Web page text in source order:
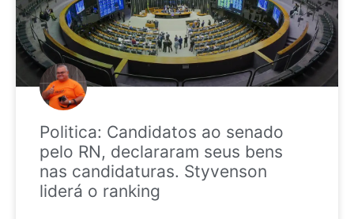
Politica: Candidatos ao senado
pelo RN, declararam seus bens
nas candidaturas. Styvenson
liderá o ranking